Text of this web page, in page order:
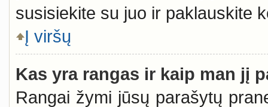
susisiekite su juo ir paklauskite
Į viršų
Kas yra rangas ir kaip man jį
Rangai žymi jūsų parašytų